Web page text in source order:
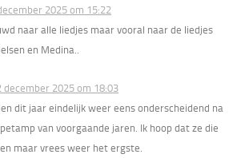
2025 om 15:22
naar alle liedjes maar vooral naar de liedjes
en Medina..
december 2025 om 18:03
dit jaar eindelijk weer eens onderscheidend na
van voorgaande jaren. Ik hoop dat ze die
maar vrees weer het ergste.